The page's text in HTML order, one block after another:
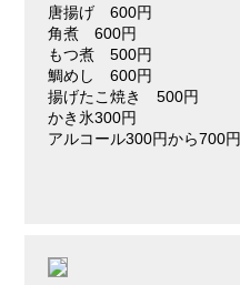
唐揚げ 600円
角煮 600円
もつ煮 500円
鯛めし 600円
揚げたこ焼き 500円
かき氷300円
アルコール300円から700円